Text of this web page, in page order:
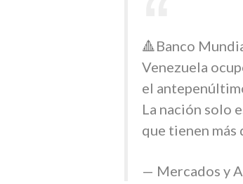
🔺Banco
Venezuela
el
La nación solo
que tienen más
— Mercados y